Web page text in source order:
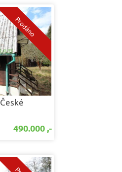
České
490.000 ,-